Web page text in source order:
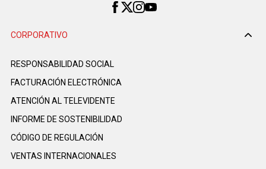
CORPORATIVO
RESPONSABILIDAD SOCIAL
FACTURACIÓN ELECTRÓNICA
ATENCIÓN AL TELEVIDENTE
INFORME DE SOSTENIBILIDAD
CÓDIGO DE REGULACIÓN
VENTAS INTERNACIONALES